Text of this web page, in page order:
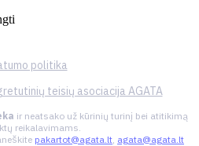
politika
teisių asociacija AGATA
ir neatsako už kūrinių turinį bei atitikimą
reikalavimams.
pakartot@agata.lt, agata@agata.lt